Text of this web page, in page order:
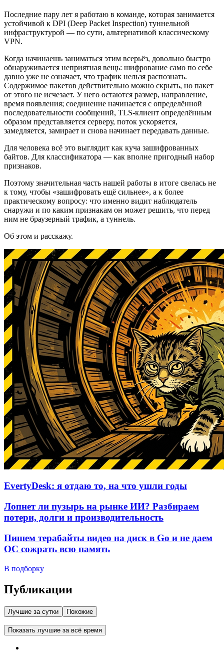
Последние пару лет я работаю в команде, которая занимается
устойчивой к DPI (Deep Packet Inspection) туннельной
инфраструктурой — по сути, альтернативой классическому
VPN.
Когда начинаешь заниматься этим всерьёз, довольно быстро
обнаруживается неприятная вещь: шифрование само по себе
давно уже не означает, что трафик нельзя распознать.
Содержимое пакетов действительно можно скрыть, но пакет
от этого не исчезает. У него остаются размер, направление,
время появления; соединение начинается с определённой
последовательности сообщений, TLS-клиент определённым
образом представляется серверу, поток ускоряется,
замедляется, замирает и снова начинает передавать данные.
Для человека всё это выглядит как куча зашифрованных
байтов. Для классификатора — как вполне пригодный набор
признаков.
Поэтому значительная часть нашей работы в итоге свелась не
к тому, чтобы «зашифровать ещё сильнее», а к более
практическому вопросу: что именно видит наблюдатель
снаружи и по каким признакам он может решить, что перед
ним не браузерный трафик, а туннель.
Об этом и расскажу.
EvertyDesk: я отдаю то, на что ушли годы
Лопнет ли пузырь на рынке ИИ? Разбираем
потери, долги и производительность
Пишем терабайты видео на диск в Go и не даем
ОС сожрать всю память
В подборку
Публикации
Лучшие за сутки Похожие
Показать лучшие за всё время